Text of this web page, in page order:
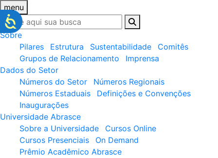
menu
Sobre
Pilares
Estrutura Sustentabilidade
Comitês
Grupos de Relacionamento
Imprensa
Dados do Setor
Números do Setor
Números Regionais
Números Estaduais
Definições e Convenções
Inaugurações
Universidade Abrasce
Sobre a Universidade
Cursos Online
Cursos Presenciais
On Demand
Prêmio Acadêmico Abrasce